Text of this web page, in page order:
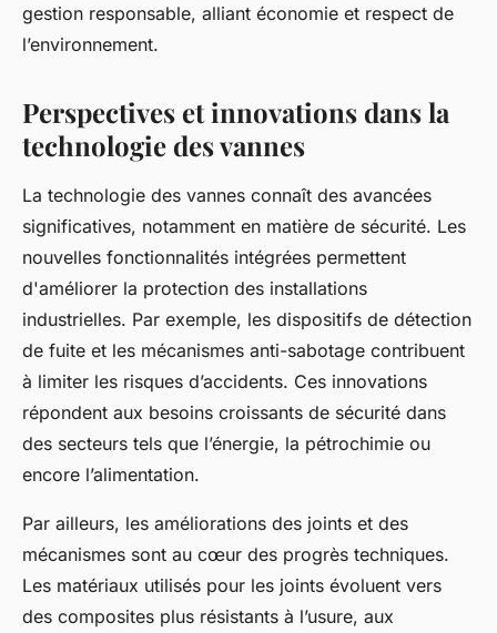
gestion responsable, alliant économie et respect de
l’environnement.
Perspectives et innovations dans la
technologie des vannes
La technologie des vannes connaît des avancées
significatives, notamment en matière de sécurité. Les
nouvelles fonctionnalités intégrées permettent
d'améliorer la protection des installations
industrielles. Par exemple, les dispositifs de détection
de fuite et les mécanismes anti-sabotage contribuent
à limiter les risques d’accidents. Ces innovations
répondent aux besoins croissants de sécurité dans
des secteurs tels que l’énergie, la pétrochimie ou
encore l’alimentation.
Par ailleurs, les améliorations des joints et des
mécanismes sont au cœur des progrès techniques.
Les matériaux utilisés pour les joints évoluent vers
des composites plus résistants à l’usure, aux